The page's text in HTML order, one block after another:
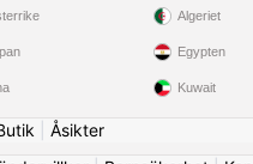
Algeriet
Egypten
Kuwait
Åsikter